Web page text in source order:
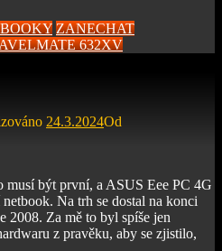
ZANECHAT
632XV
24.3.2024Od
být první, a ASUS Eee PC 4G
Na trh se dostal na konci
2008. Za mě to byl spíše jen
z pravěku, aby se zjistilo,